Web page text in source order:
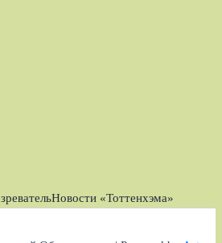
Новости «Тоттенхэма»